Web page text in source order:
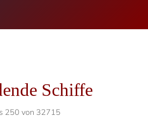
Schiffe
250 von 32715